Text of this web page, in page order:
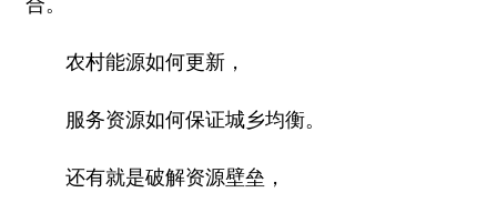
合。
农村能源如何更新，
服务资源如何保证城乡均衡。
还有就是破解资源壁垒，